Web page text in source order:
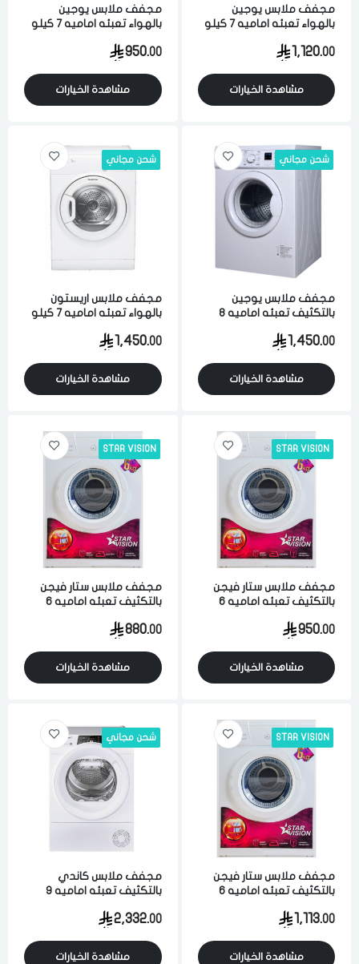
مجفف ملابس يوجين
بالهواء تعبئه اماميه 7 كيلو
تجعد الملابس ابيض
1,120.00
مشاهدة الخيارات
مجفف ملابس يوجين
بالهواء تعبئه اماميه 7 كيلو
تجعد الملابس ابيض
950.00
مشاهدة الخيارات
شحن مجاني
مجفف ملابس يوجين
بالتكثيف تعبئه اماميه 8
1,450.00
مشاهدة الخيارات
شحن مجاني
مجفف ملابس اريستون
بالهواء تعبئه اماميه 7 كيلو
1,450.00
مشاهدة الخيارات
STAR VISION
مجفف ملابس ستار فيجن
بالتكثيف تعبئه اماميه 6
950.00
مشاهدة الخيارات
STAR VISION
مجفف ملابس ستار فيجن
بالتكثيف تعبئه اماميه 6
880.00
مشاهدة الخيارات
STAR VISION
مجفف ملابس ستار فيجن
بالتكثيف تعبئه اماميه 6
1,113.00
مشاهدة الخيارات
شحن مجاني
مجفف ملابس كاندي
بالتكثيف تعبئه اماميه 9
فاي ابيض ايطالي
2,332.00
مشاهدة الخيارات